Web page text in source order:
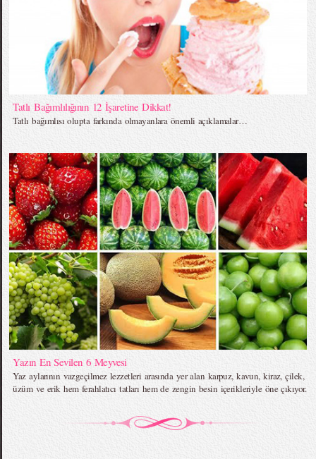
Tatlı Bağımlılığının 12 İşaretine Dikkat!
Tatlı bağımlısı olupta farkında olmayanlara önemli açıklamalar…
Yazın En Sevilen 6 Meyvesi
Yaz aylarının vazgeçilmez lezzetleri arasında yer alan karpuz, kavun, kiraz, çilek,
üzüm ve erik hem ferahlatıcı tatları hem de zengin besin içerikleriyle öne çıkıyor.